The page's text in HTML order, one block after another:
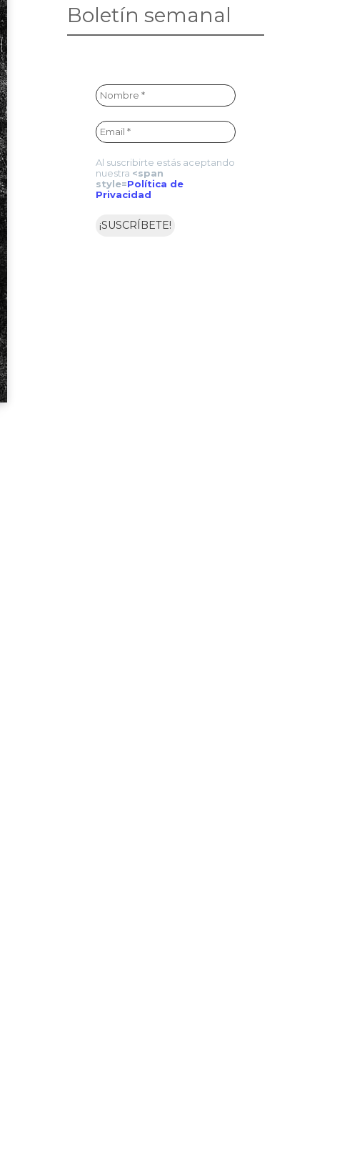
Boletín semanal
Al suscribirte estás aceptando
nuestra <span
style=Política de
Privacidad